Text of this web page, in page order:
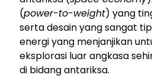
(power-to-weight) yang
serta desain yang sangat
energi yang menjanjikan
eksplorasi luar angkasa
di bidang antariksa.